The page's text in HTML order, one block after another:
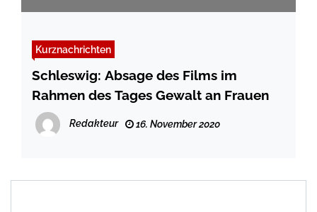
Kurznachrichten
Schleswig: Absage des Films im
Rahmen des Tages Gewalt an Frauen
Redakteur 16. November 2020